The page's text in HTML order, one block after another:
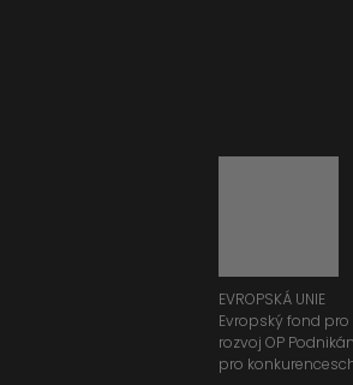
EVROPSKÁ UNIE
Evropský fond
rozvoj OP
pro